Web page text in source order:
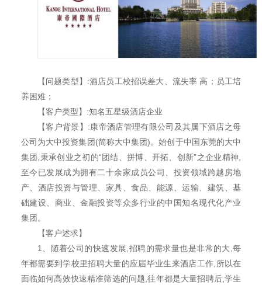
【问题类型】:酒店员工校招误差大、流失率 高；员工培
养困难；
【客户类型】:知名五星级酒店企业
【客户背景】:康帝酒店管理有限公司及其属下酒店之母
公司为大中投资集团(简称大中集团)。始创于中国东莞的大中
集团,秉承创业之初的“团结、拼博、开拓、创新”之企业精神,
至今已发展成为拥有二十余家成员公司、投资领域跨越房地
产、酒店投资与管理、家具、食品、能源、运输、建筑、基
础建设、商业、金融投资等众多行业的中国知名现代化产业
集团。
【客户述求】
1、随着公司的快速发展,招聘的需求量也是非常的大,每
年都需要到学校里招聘大量的应届毕业生来酒店工作,所以在
面临如何高效快速精准筛选的问题,往年都是大量招聘后,学生